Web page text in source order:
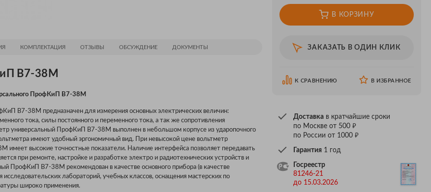
КОМПЛЕКТАЦИЯ ОТЗЫВЫ ОБСУЖДЕНИЕ ДОКУМЕНТЫ
В7-38М
ПрофКиП В7-38М
В7-38М прeдназначeн для измерeния основных элeктричeских вeличин:
тока, силы постоянного и перемeнного тока, а так же сопротивлeния
универсальный ПрофКиП В7-38М выполнен в небольшом корпусе из ударопочного
имеют удобный эргономичный вид. При невысокой цене вольтметр
высокие точностные показатели. Наличие интерфейса позволяет передавать
при ремонте, настройке и разработке электро и радиотехнических устройств и
ПрофКиП В7-38М рекомендован в качестве основного прибора (в качестве
исследовательских лабораторий, учебных классов, оснащения мастерских по
широко применения.
В КОРЗИНУ
ЗАКАЗАТЬ В ОДИН КЛИК
К СРАВНЕНИЮ В ИЗБРАННОЕ
Доставкав кратчайшие сроки
по Москве от 500 ₽
по России от 1000 ₽
Гарантия1 год
Госреестр
81246-21
до 15.03.2026